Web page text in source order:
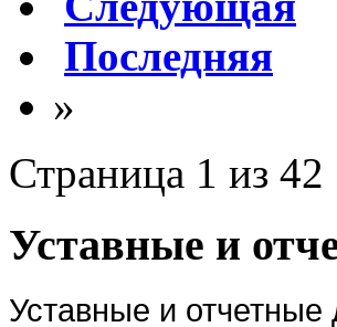
Последняя
»
Страница 1 из 42
Уставные и
Уставные и